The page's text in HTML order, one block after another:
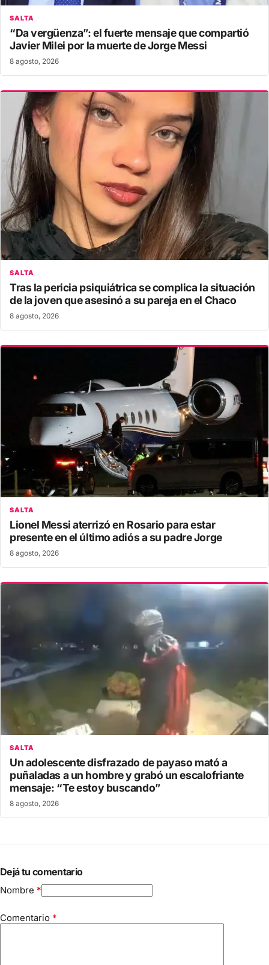
SALTA
“Da vergüenza”: el fuerte mensaje que compartió
Javier Milei por la muerte de Jorge Messi
8 agosto, 2026
SALTA
Tras la pericia psiquiátrica se complica la situación
de la joven que asesinó a su pareja en el Chaco
8 agosto, 2026
SALTA
Lionel Messi aterrizó en Rosario para estar
presente en el último adiós a su padre Jorge
8 agosto, 2026
SALTA
Un adolescente disfrazado de payaso mató a
puñaladas a un hombre y grabó un escalofriante
mensaje: “Te estoy buscando”
8 agosto, 2026
Dejá tu comentario
Nombre *
Comentario *